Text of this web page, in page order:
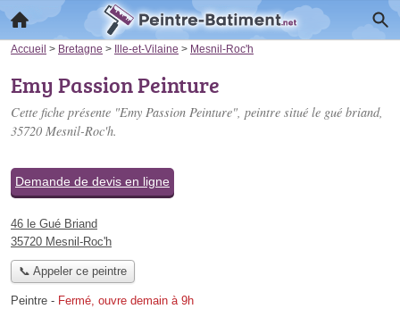
Accueil > Bretagne > Ille-et-Vilaine > Mesnil-Roc'h
Emy Passion Peinture
Cette fiche présente "Emy Passion Peinture", peintre situé le gué briand,
35720 Mesnil-Roc'h.
Demande de devis en ligne
46 le Gué Briand
35720 Mesnil-Roc'h
📞 Appeler ce peintre
Peintre - Fermé, ouvre demain à 9h